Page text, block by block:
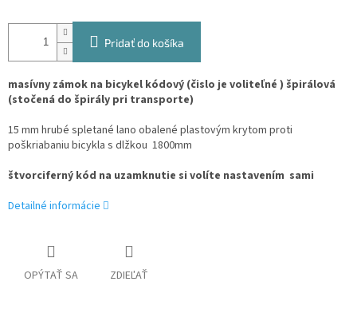
Pridať do košíka
masívny zámok na bicykel kódový (čislo je voliteľné ) špirálová
(stočená do špirály pri transporte)
15 mm hrubé spletané lano obalené plastovým krytom proti
poškriabaniu bicykla s dlžkou 1800mm
štvorciferný kód na uzamknutie si volíte nastavením sami
Detailné informácie
OPÝTAŤ SA ZDIEĽAŤ